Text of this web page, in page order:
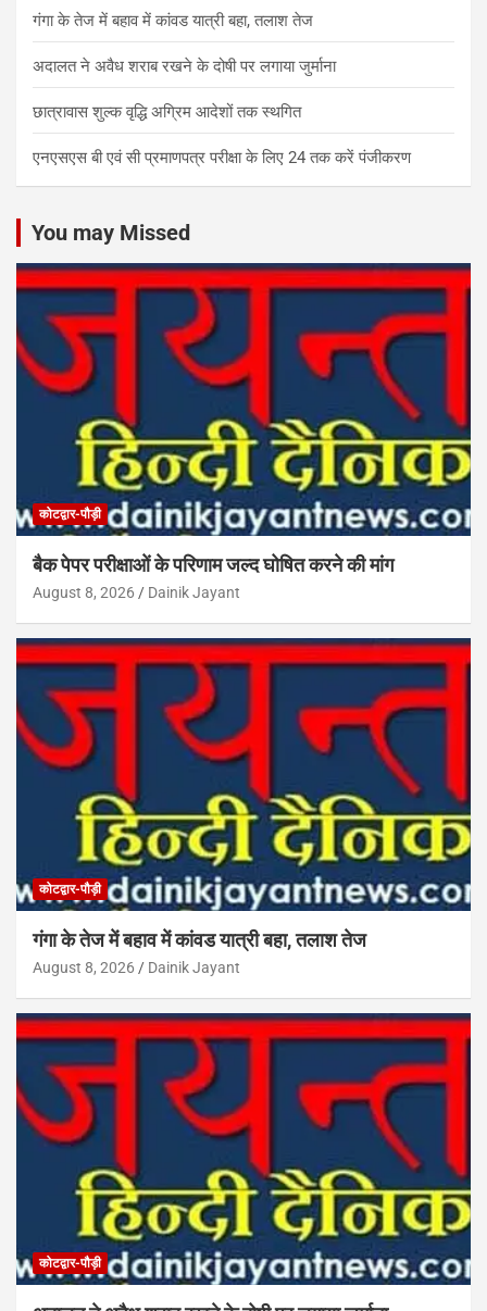
गंगा के तेज में बहाव में कांवड यात्री बहा, तलाश तेज
अदालत ने अवैध शराब रखने के दोषी पर लगाया जुर्माना
छात्रावास शुल्क वृद्धि अग्रिम आदेशों तक स्थगित
एनएसएस बी एवं सी प्रमाणपत्र परीक्षा के लिए 24 तक करें पंजीकरण
You may Missed
कोटद्वार-पौड़ी
बैक पेपर परीक्षाओं के परिणाम जल्द घोषित करने की मांग
August 8, 2026 Dainik Jayant
कोटद्वार-पौड़ी
गंगा के तेज में बहाव में कांवड यात्री बहा, तलाश तेज
August 8, 2026 Dainik Jayant
कोटद्वार-पौड़ी